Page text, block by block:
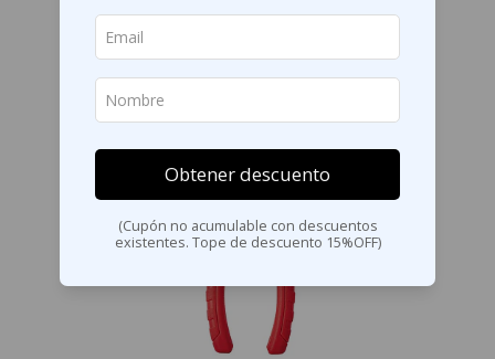
Obtener descuento
(Cupón no acumulable con descuentos
existentes. Tope de descuento 15%OFF)